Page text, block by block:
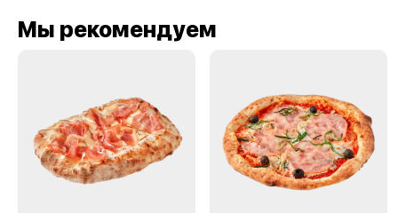
Мы рекомендуем